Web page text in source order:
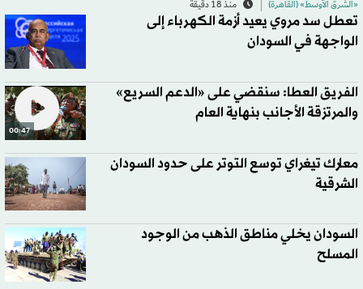
«الشرق الأوسط» (القاهرة) منذ 18 دقيقة
تعطل سد مروي يعيد أزمة الكهرباء إلى
الواجهة في السودان
00:47
الفريق العطا: سنقضي على «الدعم السريع»
والمرتزقة الأجانب بنهاية العام
معارك تيغراي توسع التوتر على حدود السودان
الشرقية
السودان يخلي مناطق الذهب من الوجود
المسلح